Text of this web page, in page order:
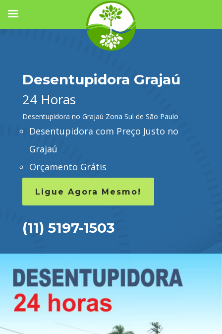
Desentupidora Grajaú
24 Horas
Desentupidora no Grajaú Zona Sul de São Paulo
Desentupidora com Preço Justo no
Grajaú
Orçamento Grátis
Ligue Agora Mesmo!
(11) 5197-1503